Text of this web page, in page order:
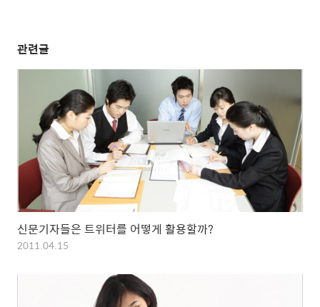
관련글
신문기자들은 트위터를 어떻게 활용할까?
2011.04.15